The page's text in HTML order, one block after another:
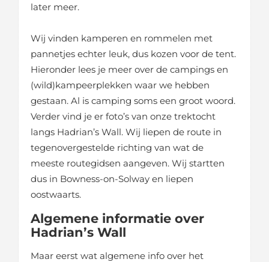
later meer.
Wij vinden kamperen en rommelen met
pannetjes echter leuk, dus kozen voor de tent.
Hieronder lees je meer over de campings en
(wild)kampeerplekken waar we hebben
gestaan. Al is camping soms een groot woord.
Verder vind je er foto’s van onze trektocht
langs Hadrian’s Wall. Wij liepen de route in
tegenovergestelde richting van wat de
meeste routegidsen aangeven. Wij startten
dus in Bowness-on-Solway en liepen
oostwaarts.
Algemene informatie over
Hadrian’s Wall
Maar eerst wat algemene info over het